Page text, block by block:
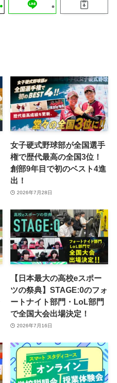
女子硬式野球部が全国選手
権で歴代最高の全国3位！
創部9年目で初のベスト4進
出！
2026年7月28日
【日本最大の高校eスポー
ツの祭典】STAGE:0のフォ
ートナイト部門・LoL部門
で全国大会出場決定！
2026年7月16日